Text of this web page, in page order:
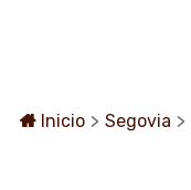
Inicio > Segovia >